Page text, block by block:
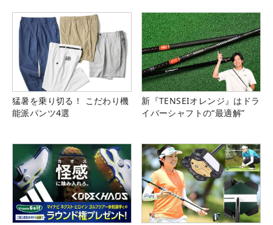
猛暑を乗り切る！ こだわり機
能派パンツ4選
新『TENSEIオレンジ』はドラ
イバーシャフトの“最適解”